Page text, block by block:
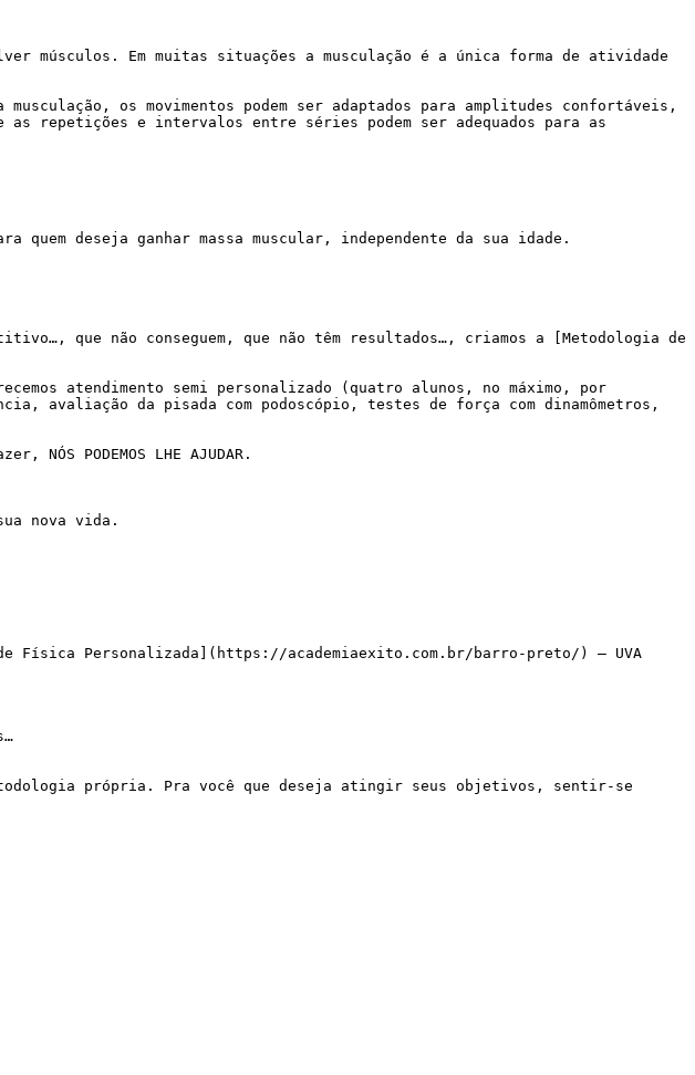
as repetições e intervalos entre séries podem ser adequados para as
avaliação da pisada com podoscópio, testes de força com dinamômetros,
Física Personalizada](https://academiaexito.com.br/barro-preto/) – UVA